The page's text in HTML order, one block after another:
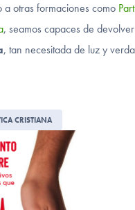
a otras formaciones como
, seamos capaces de devolver
, tan necesitada de luz y
CRISTIANA